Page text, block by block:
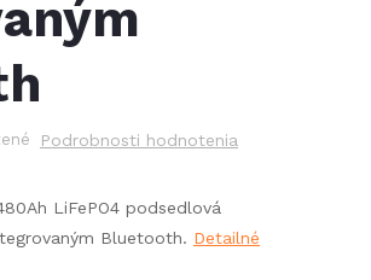
Podrobnosti hodnotenia
LiFePO4 podsedlová
Bluetooth. Detailné